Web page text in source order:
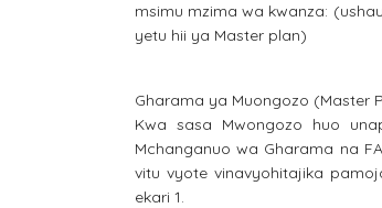
msimu mzima wa kwanza:
yetu hii ya Master plan)
Gharama ya Muongozo (Master
Kwa sasa Mwongozo huo
Mchanganuo wa Gharama na
vitu vyote vinavyohitajika
ekari 1.